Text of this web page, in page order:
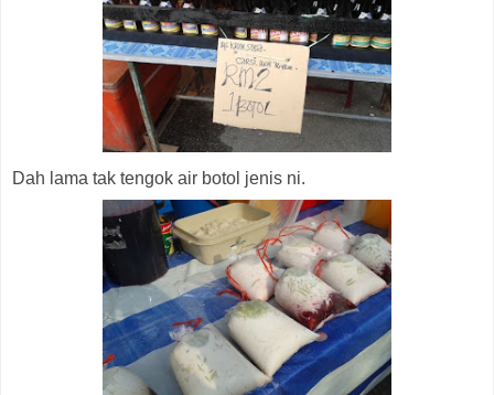
Dah lama tak tengok air botol jenis ni.